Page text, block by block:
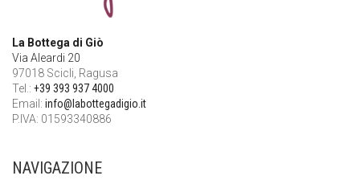
La Bottega di Giò
Via Aleardi 20
97018 Scicli, Ragusa
Tel.: +39 393 937 4000
Email: info@labottegadigio.it
P.IVA: 01593340886
NAVIGAZIONE